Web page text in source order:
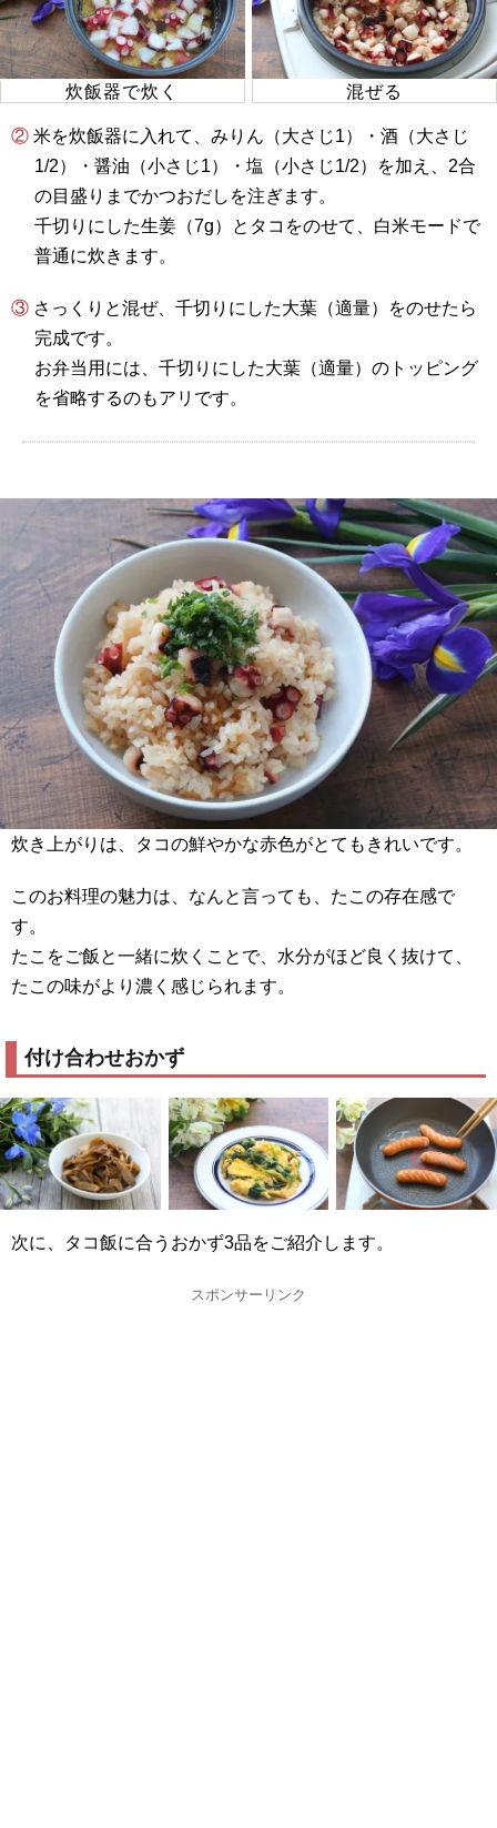
炊飯器で炊く 混ぜる
② 米を炊飯器に入れて、みりん（大さじ1）・酒（大さじ
1/2）・醤油（小さじ1）・塩（小さじ1/2）を加え、2合
の目盛りまでかつおだしを注ぎます。
千切りにした生姜（7g）とタコをのせて、白米モードで
普通に炊きます。
③ さっくりと混ぜ、千切りにした大葉（適量）をのせたら
完成です。
お弁当用には、千切りにした大葉（適量）のトッピング
を省略するのもアリです。
炊き上がりは、タコの鮮やかな赤色がとてもきれいです。
このお料理の魅力は、なんと言っても、たこの存在感で
す。
たこをご飯と一緒に炊くことで、水分がほど良く抜けて、
たこの味がより濃く感じられます。
付け合わせおかず
次に、タコ飯に合うおかず3品をご紹介します。
スポンサーリンク